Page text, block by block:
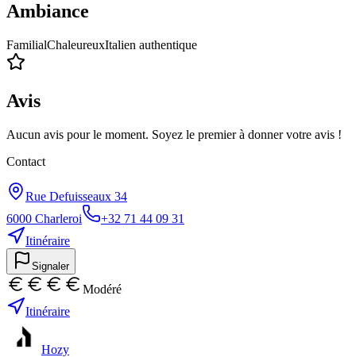
Ambiance
FamilialChaleureuxItalien authentique
Avis
Aucun avis pour le moment. Soyez le premier à donner votre avis !
Contact
Rue Defuisseaux 34
6000 Charleroi
+32 71 44 09 31
Itinéraire
Signaler
Modéré
Itinéraire
Hozy